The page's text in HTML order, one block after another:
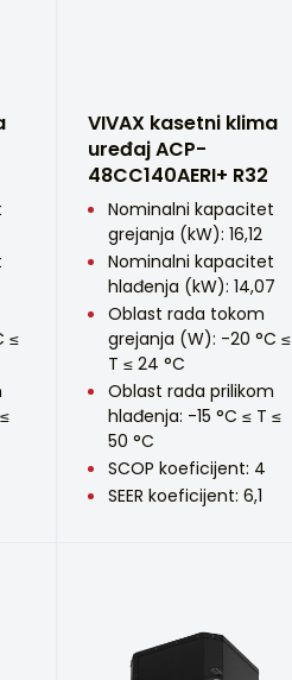
≤
VIVAX kasetni klima
uređaj ACP-
48CC140AERI+ R32
Nominalni kapacitet
grejanja (kW): 16,12
Nominalni kapacitet
hlađenja (kW): 14,07
Oblast rada tokom
grejanja (W): -20 °C ≤
T ≤ 24 °C
Oblast rada prilikom
hlađenja: -15 °C ≤ T ≤
50 °C
SCOP koeficijent: 4
SEER koeficijent: 6,1